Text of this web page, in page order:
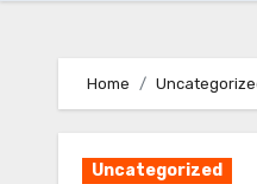
Home
Uncategorized